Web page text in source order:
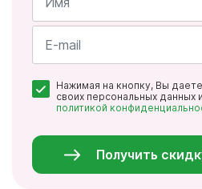
Имя
*
Нажимая на кнопку, Вы
своих персональных данных
политикой
Получить